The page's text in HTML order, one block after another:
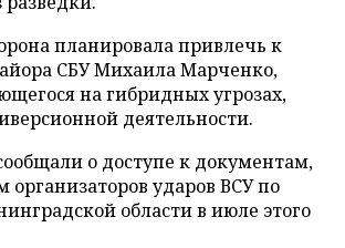
планировала привлечь к
СБУ Михаила Марченко,
на гибридных угрозах,
деятельности.
о доступе к документам,
ударов ВСУ по
области в июле этого